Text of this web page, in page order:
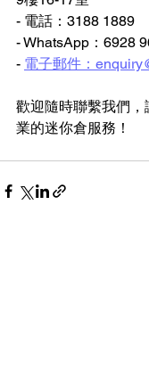
- 電話：3188 1889
- WhatsApp：6928
- 電子郵件：
歡迎隨時聯繫我們
業的迷你倉服務！